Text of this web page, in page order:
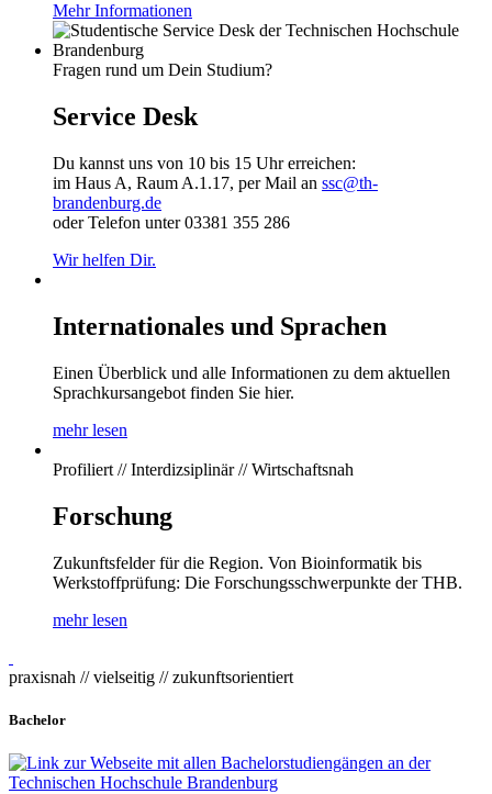
Mehr Informationen
Fragen rund um Dein Studium?
Service Desk
Du kannst uns von 10 bis 15 Uhr erreichen:
im Haus A, Raum A.1.17, per Mail an ssc@th-
brandenburg.de
oder Telefon unter 03381 355 286
Wir helfen Dir.
Internationales und Sprachen
Einen Überblick und alle Informationen zu dem aktuellen
Sprachkursangebot finden Sie hier.
mehr lesen
Profiliert // Interdizsiplinär // Wirtschaftsnah
Forschung
Zukunftsfelder für die Region. Von Bioinformatik bis
Werkstoffprüfung: Die Forschungsschwerpunkte der THB.
mehr lesen
praxisnah // vielseitig // zukunftsorientiert
Bachelor